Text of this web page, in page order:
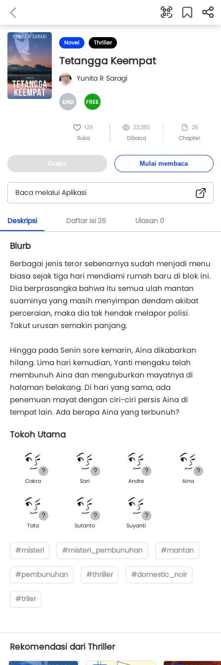
Novel Thriller
Tetangga Keempat
Yunita R Saragi
129
Suka
23,385
Dibaca
26
Chapter
Gratis Mulai membaca
Baca melalui Aplikasi
Deskripsi Daftar isi 26 Ulasan 0
Blurb
Berbagai jenis teror sebenarnya sudah menjadi menu
biasa sejak tiga hari mendiami rumah baru di blok ini.
Dia berprasangka bahwa itu semua ulah mantan
suaminya yang masih menyimpan dendam akibat
perceraian, maka dia tak hendak melapor polisi.
Takut urusan semakin panjang.
Hingga pada Senin sore kemarin, Aina dikabarkan
hilang. Lima hari kemudian, Yanti mengaku telah
membunuh Aina dan menguburkan mayatnya di
halaman belakang. Di hari yang sama, ada
penemuan mayat dengan ciri-ciri persis Aina di
tempat lain. Ada berapa Aina yang terbunuh?
Tokoh Utama
Cakra Sari Andre Aina
Tata Sutanto Suyanti
#misteri #misteri_pembunuhan #mantan
#pembunuhan #thriller #domestic_noir
#triler
Rekomendasi dari Thriller